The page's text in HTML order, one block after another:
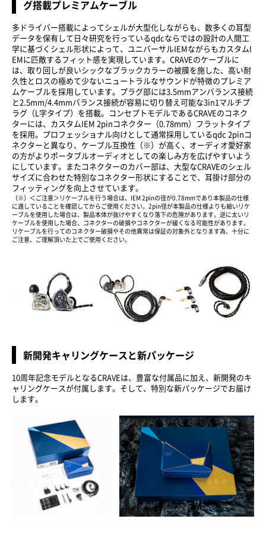
グ搭載プレミアムケーブル
多ドライバー搭載によってシェルが大型化しながらも、数多くの耳型
データを保有して日々研究を行っているqdcならではの設計の人間工
学に基づくシェル形状によって、ユニバーサルIEMながらもカスタムI
EMに匹敵するフィット感を実現しています。CRAVEのケーブルに
は、取り回しが良いシックなブラックカラーの被膜を施した、高い耐
久性とロスの極めて少ないニュートラルなサウンドが特徴のプレミア
ムケーブルを採用しています。プラグ部には3.5mmアンバランス接続
と2.5mm/4.4mmバランス接続が容易に切り替え可能な3in1マルチプ
ラグ（L字タイプ）を搭載。コンセプトモデルであるCRAVEのコネク
ターには、カスタムIEM 2pinコネクター（0.78mm）フラットタイプ
を採用。プロフェッショナル向けとして通常採用しているqdc 2pinコ
ネクターと異なり、ケーブル互換性（※）が高く、オーディオ愛好家
の方がよりポータブルオーディオとしての楽しみ方を広げやすいよう
にしています。またコネクターのカバー部は、大型なCRAVEのシェル
サイズに合わせた特別なコネクター形状にすることで、耳掛け部分の
フィッティングを向上させています。
（※）＜ご注意＞リケーブルを行う場合は、IEM 2pinの径が0.78mmであり本製品の仕様
に適していることを確認してからご使用ください。2pin径が本製品の仕様よりも細いリケ
ーブルを使用した場合は、製品本体が抜けやすくなり落下の危険があります。逆に太いリ
ケーブルを使用した場合、コネクターの破損やコネクターが緩くなる可能性があります。
リケーブルを行ってのコネクター破損やその他異常は保証の対象外となります為、十分に
ご注意、ご理解頂いた上でご使用ください。
新開発キャリングケースと新パッケージ
10周年記念モデルとなるCRAVEは、豊富な付属品に加え、新開発のキ
ャリングケースが付属します。そして、特別な新パッケージでお届け
します。